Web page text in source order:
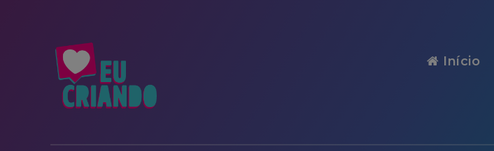
Início